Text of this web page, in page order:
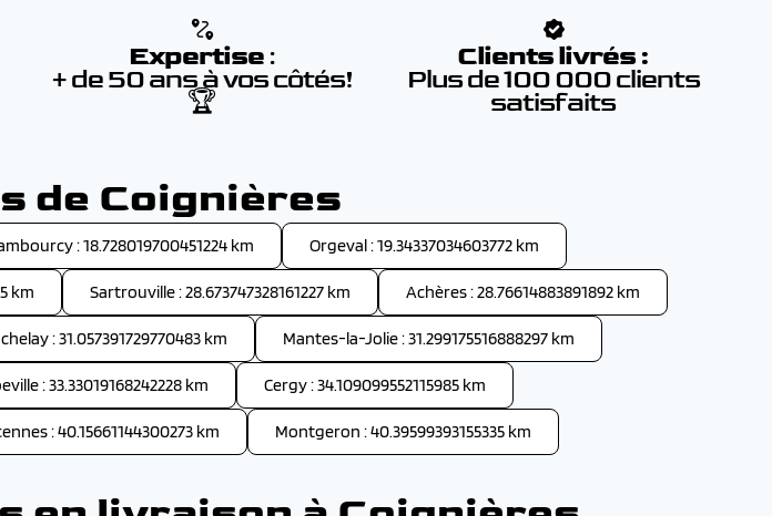
Expertise :
+ de 50 ans à vos côtés!
🏆
Clients livrés :
Plus de 100 000 clients
satisfaits
de Coignières
: 18.728019700451224 km Orgeval : 19.34337034603772 km
km Sartrouville : 28.673747328161227 km Achères : 28.76614883891892 km
: 31.057391729770483 km Mantes-la-Jolie : 31.299175516888297 km
: 33.33019168242228 km Cergy : 34.109099552115985 km
: 40.15661144300273 km Montgeron : 40.39599393155335 km